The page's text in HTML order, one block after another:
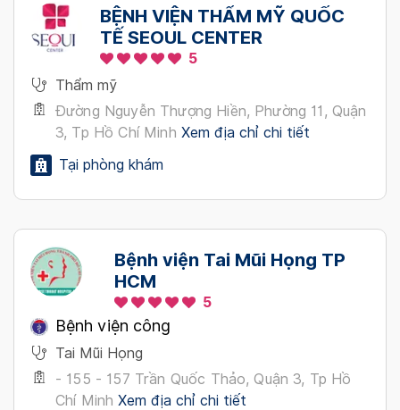
BỆNH VIỆN THẨM MỸ QUỐC
TẾ SEOUL CENTER
5
Thẩm mỹ
Đường Nguyễn Thượng Hiền, Phường 11, Quận
3, Tp Hồ Chí Minh Xem địa chỉ chi tiết
Tại phòng khám
Bệnh viện Tai Mũi Họng TP
HCM
5
Bệnh viện công
Tai Mũi Họng
- 155 - 157 Trần Quốc Thảo, Quận 3, Tp Hồ
Chí Minh Xem địa chỉ chi tiết